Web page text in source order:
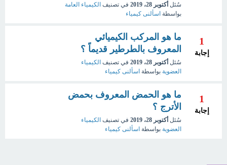
سُئل أكتوبر 28، 2019 في تصنيف الكيمياء العامة
بواسطة اسألنى كيمياء
1
إجابة
ما هو المركب الكيميائي
المعروف بالطرطير قديماً ؟
سُئل أكتوبر 28، 2019 في تصنيف الكيمياء
العضوية بواسطة اسألنى كيمياء
1
إجابة
ما هو الحمض المعروف بحمض
الأترج ؟
سُئل أكتوبر 28، 2019 في تصنيف الكيمياء
العضوية بواسطة اسألنى كيمياء